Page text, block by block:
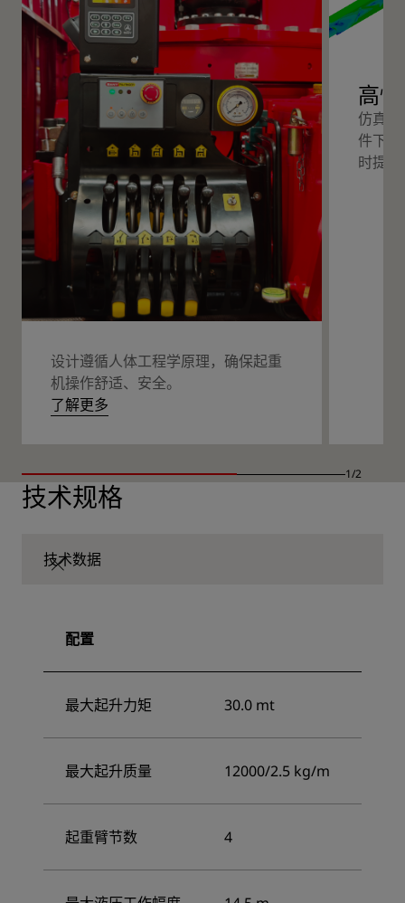
设计遵循人体工程学原理，确保起重
机操作舒适、安全。
了解更多
高
仿真
件下
时提
1/2
技术规格
技术数据
配置
最大起升力矩 30.0 mt
最大起升质量 12000/2.5 kg/m
起重臂节数 4